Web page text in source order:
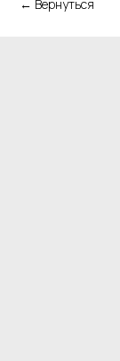
← Вернуться